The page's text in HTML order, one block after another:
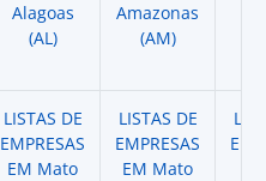
Alagoas
(AL)
Amazonas
(AM)
LISTAS DE
EMPRESAS
EM Mato
LISTAS DE
EMPRESAS
EM Mato